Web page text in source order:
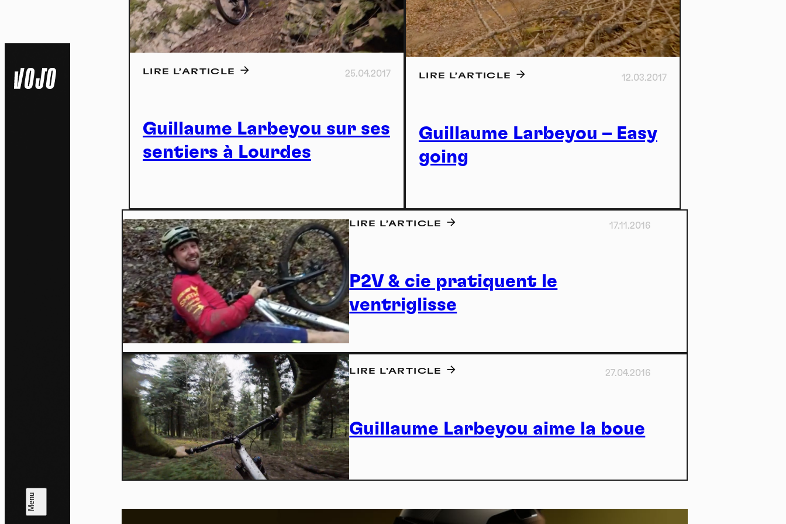
Actu
Nature
Sport
Guillaume Larbeyou sur ses
sentiers à Lourdes
25.04.2017
LIRE L’ARTICLE
Guillaume Larbeyou – Easy
going
12.03.2017
LIRE L’ARTICLE
P2V & cie pratiquent le
ventriglisse
17.11.2016
LIRE L’ARTICLE
Guillaume Larbeyou aime la boue
27.04.2016
LIRE L’ARTICLE
*
Panneau de gestion des cookies
En autorisant ces services tiers, vous acceptez le dépôt et la lecture de cookies et
l'utilisation de technologies de suivi nécessaires à leur bon fonctionnement.
Politique de confidentialité
Tout accepter Tout refuser
Vidéos